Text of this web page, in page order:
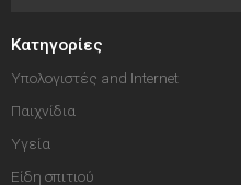
Κατηγορίες
Υπολογιστές and Internet
Παιχνίδια
Υγεία
Είδη σπιτιού